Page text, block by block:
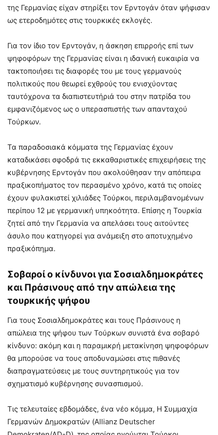
της Γερμανίας είχαν στηρίξει τον Ερντογάν όταν ψήφισαν
ως ετεροδημότες στις τουρκικές εκλογές.
Για τον ίδιο τον Ερντογάν, η άσκηση επιρροής επί των
ψηφοφόρων της Γερμανίας είναι η ιδανική ευκαιρία να
τακτοποιήσει τις διαφορές του με τους γερμανούς
πολιτικούς που θεωρεί εχθρούς του ενισχύοντας
ταυτόχρονα τα διαπιστευτήριά του στην πατρίδα του
εμφανιζόμενος ως ο υπερασπιστής των απανταχού
Τούρκων.
Τα παραδοσιακά κόμματα της Γερμανίας έχουν
καταδικάσει σφοδρά τις εκκαθαριστικές επιχειρήσεις της
κυβέρνησης Ερντογάν που ακολούθησαν την απόπειρα
πραξικοπήματος τον περασμένο χρόνο, κατά τις οποίες
έχουν φυλακιστεί χιλιάδες Τούρκοι, περιλαμβανομένων
περίπου 12 με γερμανική υπηκοότητα. Επίσης η Τουρκία
ζητεί από την Γερμανία να απελάσει τους αιτούντες
άσυλο που κατηγορεί για ανάμειξη στο αποτυχημένο
πραξικόπημα.
Σοβαροί ο κίνδυνοι για Σοσιαλδημοκράτες
και Πράσινους από την απώλεια της
τουρκικής ψήφου
Για τους Σοσιαλδημοκράτες και τους Πράσινους η
απώλεια της ψήφου των Τούρκων συνιστά ένα σοβαρό
κίνδυνο: ακόμη και η παραμικρή μετακίνηση ψηφοφόρων
θα μπορούσε να τους αποδυναμώσει στις πιθανές
διαπραγματεύσεις με τους συντηρητικούς για τον
σχηματισμό κυβέρνησης συνασπισμού.
Τις τελευταίες εβδομάδες, ένα νέο κόμμα, Η Συμμαχία
Γερμανών Δημοκρατών (Allianz Deutscher